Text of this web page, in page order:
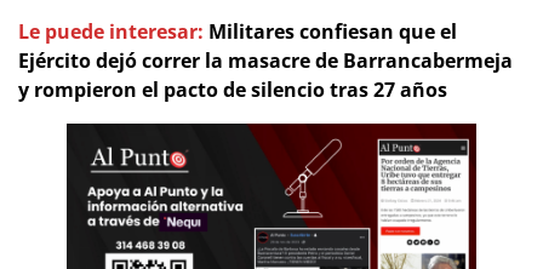
Le puede interesar: Militares confiesan que el
Ejército dejó correr la masacre de Barrancabermeja
y rompieron el pacto de silencio tras 27 años